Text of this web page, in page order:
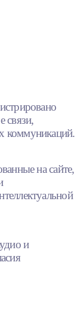
связи,
коммуникаций.
на сайте,
и